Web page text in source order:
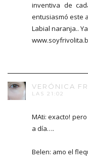
inventiva de
entusiasmó este
Labial naranja..
VERÓNICA
LAS 21:02
MAti: exacto!
a día….
Belen: amo el